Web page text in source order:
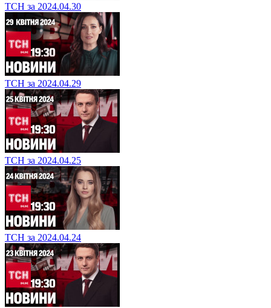
ТСН за 2024.04.30
ТСН за 2024.04.29
ТСН за 2024.04.25
ТСН за 2024.04.24